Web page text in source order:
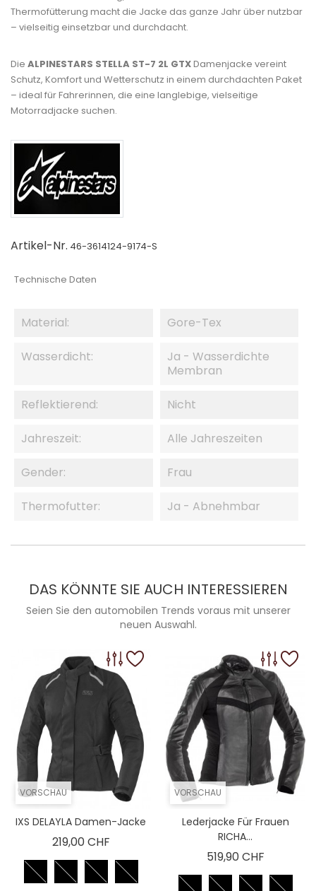
Thermofütterung macht die Jacke das ganze Jahr über nutzbar
– vielseitig einsetzbar und durchdacht.
Die ALPINESTARS STELLA ST-7 2L GTXDamenjacke vereint
Schutz, Komfort und Wetterschutz in einem durchdachten Paket
– ideal für Fahrerinnen, die eine langlebige, vielseitige
Motorradjacke suchen.
Artikel-Nr. 46-3614124-9174-S
Technische Daten
Material: Gore-Tex
Wasserdicht:
Ja - Wasserdichte
Membran
Reflektierend: Nicht
Jahreszeit: Alle Jahreszeiten
Gender: Frau
Thermofutter: Ja - Abnehmbar
DAS KÖNNTE SIE AUCH INTERESSIEREN
Seien Sie den automobilen Trends voraus mit unserer
neuen Auswahl.
VORSCHAU
IXS DELAYLA Damen-Jacke
219,00 CHFPreis
VORSCHAU
Lederjacke Für Frauen
RICHA...
519,90 CHFPreis